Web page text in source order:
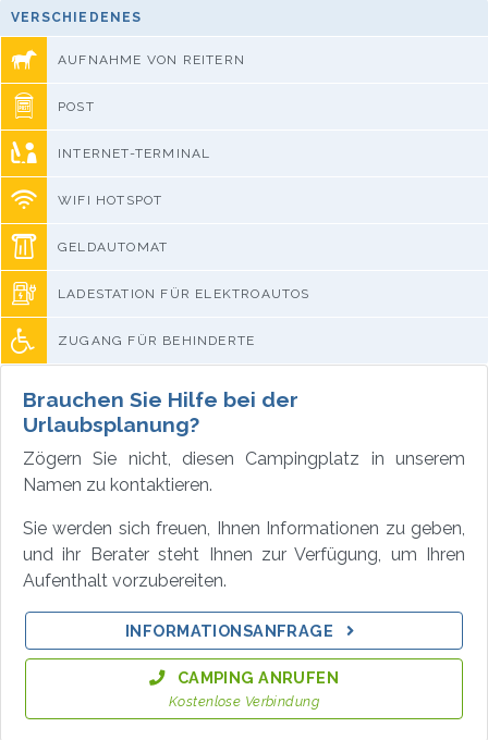
VERSCHIEDENES
AUFNAHME VON REITERN
POST
INTERNET-TERMINAL
WIFI HOTSPOT
GELDAUTOMAT
LADESTATION FÜR ELEKTROAUTOS
ZUGANG FÜR BEHINDERTE
Brauchen Sie Hilfe bei der
Urlaubsplanung?
Zögern Sie nicht, diesen Campingplatz in unserem
Namen zu kontaktieren.
Sie werden sich freuen, Ihnen Informationen zu geben,
und ihr Berater steht Ihnen zur Verfügung, um Ihren
Aufenthalt vorzubereiten.
INFORMATIONSANFRAGE
CAMPING ANRUFEN
Kostenlose Verbindung